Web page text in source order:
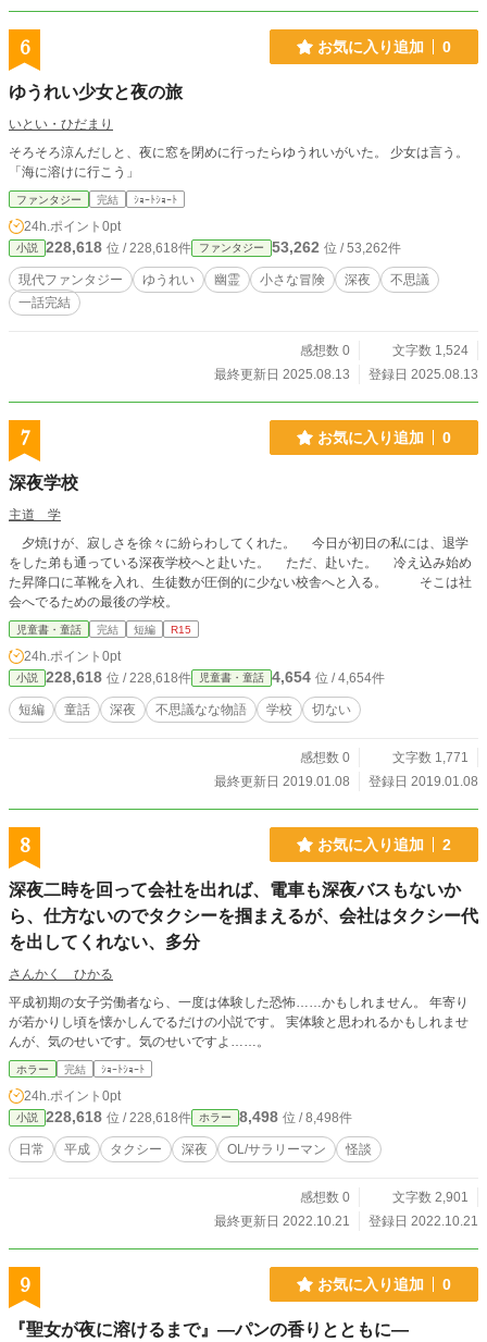
6 お気に入り追加 0
ゆうれい少女と夜の旅
いとい・ひだまり
そろそろ涼んだしと、夜に窓を閉めに行ったらゆうれいがいた。 少女は言う。
「海に溶けに行こう」
ファンタジー 完結 ｼｮｰﾄｼｮｰﾄ
24h.ポイント 0pt
小説 228,618 位 / 228,618件 ファンタジー 53,262 位 / 53,262件
現代ファンタジー ゆうれい 幽霊 小さな冒険 深夜
不思議
一話完結
感想数 0
文字数 1,524
最終更新日 2025.08.13
登録日 2025.08.13
7 お気に入り追加 0
深夜学校
主道 学
夕焼けが、寂しさを徐々に紛らわしてくれた。 今日が初日の私には、退学
をした弟も通っている深夜学校へと赴いた。 ただ、赴いた。 冷え込み始め
た昇降口に革靴を入れ、生徒数が圧倒的に少ない校舎へと入る。 そこは社
会へでるための最後の学校。
児童書・童話 完結 短編 R15
24h.ポイント 0pt
小説 228,618 位 / 228,618件 児童書・童話 4,654 位 / 4,654件
短編 童話 深夜 不思議なな物語 学校 切ない
感想数 0
文字数 1,771
最終更新日 2019.01.08
登録日 2019.01.08
8 お気に入り追加 2
深夜二時を回って会社を出れば、電車も深夜バスもないか
ら、仕方ないのでタクシーを掴まえるが、会社はタクシー代
を出してくれない、多分
さんかく ひかる
平成初期の女子労働者なら、一度は体験した恐怖……かもしれません。 年寄り
が若かりし頃を懐かしんでるだけの小説です。 実体験と思われるかもしれませ
んが、気のせいです。気のせいですよ……。
ホラー 完結 ｼｮｰﾄｼｮｰﾄ
24h.ポイント 0pt
小説 228,618 位 / 228,618件 ホラー 8,498 位 / 8,498件
日常 平成 タクシー 深夜 OL/サラリーマン 怪談
感想数 0
文字数 2,901
最終更新日 2022.10.21
登録日 2022.10.21
9 お気に入り追加 0
『聖女が夜に溶けるまで』―パンの香りとともに―